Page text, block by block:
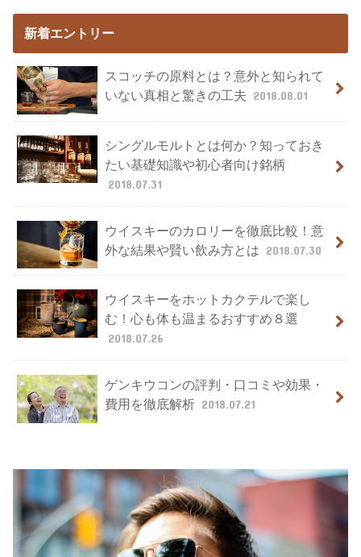
新着エントリー
スコッチの原料とは？意外と知られて
いない真相と驚きの工夫 2018.08.01
シングルモルトとは何か？知っておき
たい基礎知識や初心者向け銘柄
2018.07.31
ウイスキーのカロリーを徹底比較！意
外な結果や賢い飲み方とは 2018.07.30
ウイスキーをホットカクテルで楽し
む！心も体も温まるおすすめ８選
2018.07.26
ゲンキウコンの評判・口コミや効果・
費用を徹底解析 2018.07.21